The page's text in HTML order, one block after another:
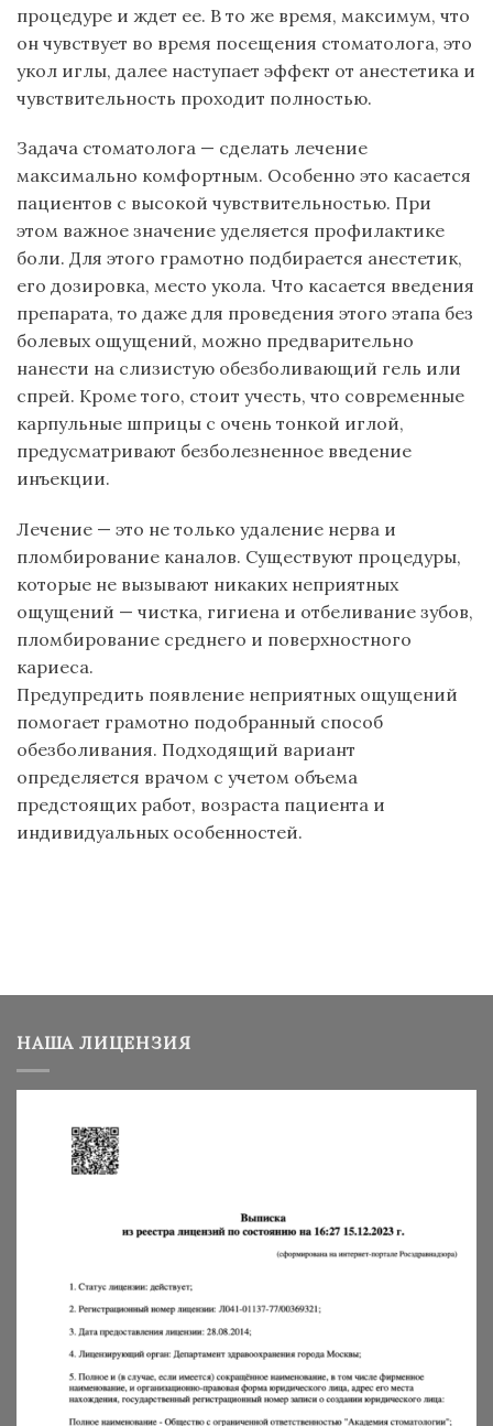
процедуре и ждет ее. В то же время, максимум, что
он чувствует во время посещения стоматолога, это
укол иглы, далее наступает эффект от анестетика и
чувствительность проходит полностью.
Задача стоматолога — сделать лечение
максимально комфортным. Особенно это касается
пациентов с высокой чувствительностью. При
этом важное значение уделяется профилактике
боли. Для этого грамотно подбирается анестетик,
его дозировка, место укола. Что касается введения
препарата, то даже для проведения этого этапа без
болевых ощущений, можно предварительно
нанести на слизистую обезболивающий гель или
спрей. Кроме того, стоит учесть, что современные
карпульные шприцы с очень тонкой иглой,
предусматривают безболезненное введение
инъекции.
Лечение — это не только удаление нерва и
пломбирование каналов. Существуют процедуры,
которые не вызывают никаких неприятных
ощущений — чистка, гигиена и отбеливание зубов,
пломбирование среднего и поверхностного
кариеса.
Предупредить появление неприятных ощущений
помогает грамотно подобранный способ
обезболивания. Подходящий вариант
определяется врачом с учетом объема
предстоящих работ, возраста пациента и
индивидуальных особенностей.
НАША ЛИЦЕНЗИЯ